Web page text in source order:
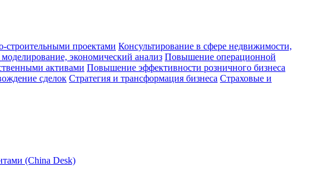
проектами Консультирование в сфере недвижимости,
экономический анализ Повышение операционной
активами Повышение эффективности розничного бизнеса
сделок Стратегия и трансформация бизнеса Страховые и
(China Desk)